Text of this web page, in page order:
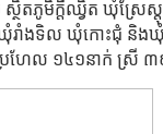
ស្ថិតភូមិក្តីឈ្វិត ឃុំស្រ
ាំងទិល ឃុំកោះជុំ និងឃុំ
រហែល ១៤១នាក់ ស្រី ៣